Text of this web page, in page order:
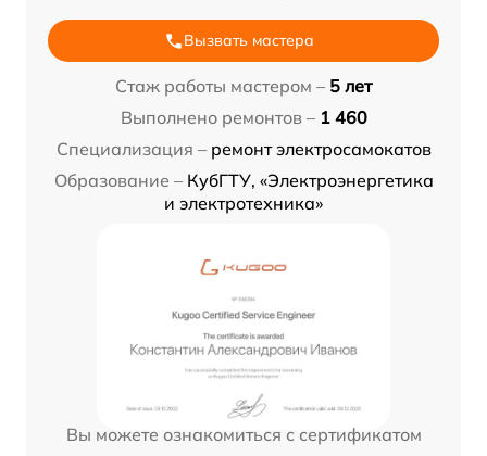
Вызвать мастера
Стаж работы мастером – 5 лет
Выполнено ремонтов – 1 460
Специализация – ремонт электросамокатов
Образование – КубГТУ, «Электроэнергетика
и электротехника»
Вы можете ознакомиться с сертификатом